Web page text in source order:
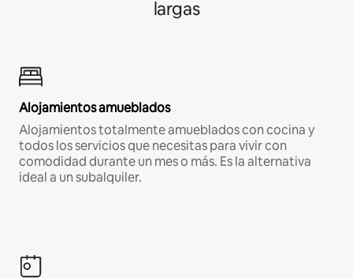
largas
Alojamientos amueblados
Alojamientos totalmente amueblados con cocina y
todos los servicios que necesitas para vivir con
comodidad durante un mes o más. Es la alternativa
ideal a un subalquiler.